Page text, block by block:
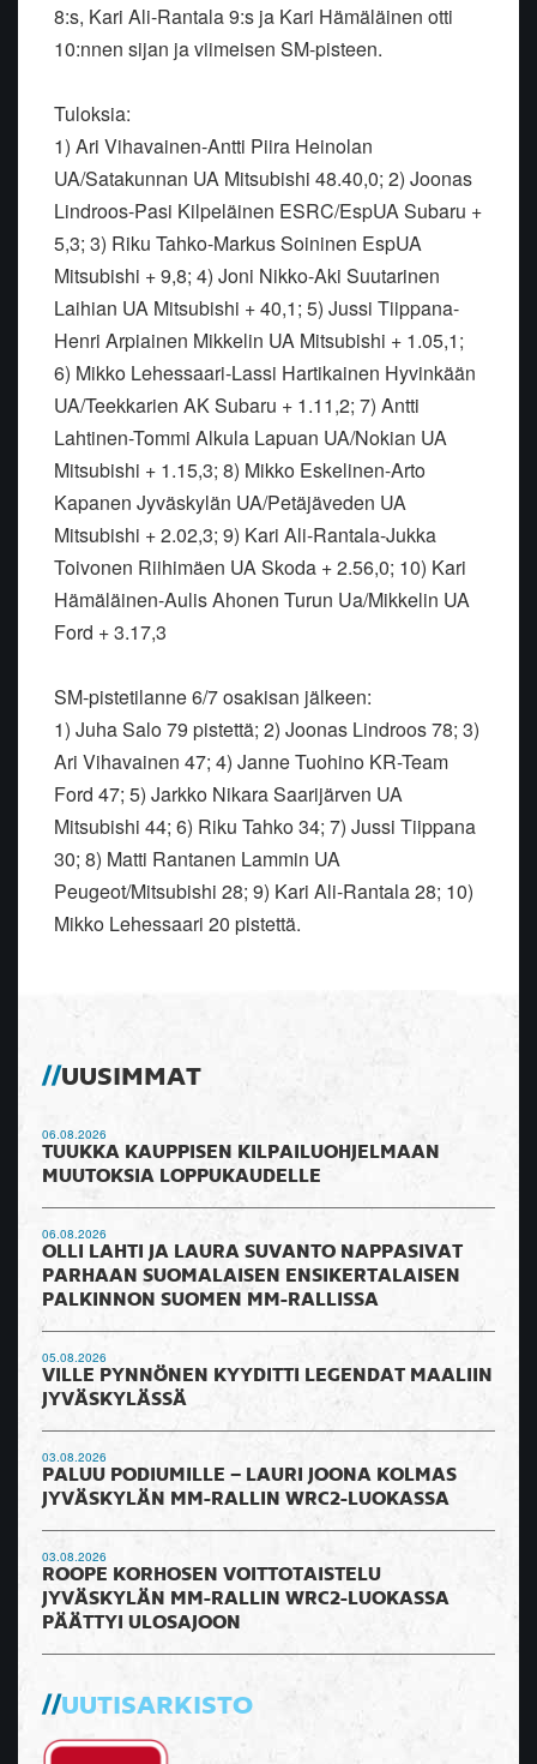
8:s, Kari Ali-Rantala 9:s ja Kari Hämäläinen otti
10:nnen sijan ja viimeisen SM-pisteen.
Tuloksia:
1) Ari Vihavainen-Antti Piira Heinolan
UA/Satakunnan UA Mitsubishi 48.40,0; 2) Joonas
Lindroos-Pasi Kilpeläinen ESRC/EspUA Subaru +
5,3; 3) Riku Tahko-Markus Soininen EspUA
Mitsubishi + 9,8; 4) Joni Nikko-Aki Suutarinen
Laihian UA Mitsubishi + 40,1; 5) Jussi Tiippana-
Henri Arpiainen Mikkelin UA Mitsubishi + 1.05,1;
6) Mikko Lehessaari-Lassi Hartikainen Hyvinkään
UA/Teekkarien AK Subaru + 1.11,2; 7) Antti
Lahtinen-Tommi Alkula Lapuan UA/Nokian UA
Mitsubishi + 1.15,3; 8) Mikko Eskelinen-Arto
Kapanen Jyväskylän UA/Petäjäveden UA
Mitsubishi + 2.02,3; 9) Kari Ali-Rantala-Jukka
Toivonen Riihimäen UA Skoda + 2.56,0; 10) Kari
Hämäläinen-Aulis Ahonen Turun Ua/Mikkelin UA
Ford + 3.17,3
SM-pistetilanne 6/7 osakisan jälkeen:
1) Juha Salo 79 pistettä; 2) Joonas Lindroos 78; 3)
Ari Vihavainen 47; 4) Janne Tuohino KR-Team
Ford 47; 5) Jarkko Nikara Saarijärven UA
Mitsubishi 44; 6) Riku Tahko 34; 7) Jussi Tiippana
30; 8) Matti Rantanen Lammin UA
Peugeot/Mitsubishi 28; 9) Kari Ali-Rantala 28; 10)
Mikko Lehessaari 20 pistettä.
UUSIMMAT
06.08.2026
TUUKKA KAUPPISEN KILPAILUOHJELMAAN
MUUTOKSIA LOPPUKAUDELLE
06.08.2026
OLLI LAHTI JA LAURA SUVANTO NAPPASIVAT
PARHAAN SUOMALAISEN ENSIKERTALAISEN
PALKINNON SUOMEN MM-RALLISSA
05.08.2026
VILLE PYNNÖNEN KYYDITTI LEGENDAT MAALIIN
JYVÄSKYLÄSSÄ
03.08.2026
PALUU PODIUMILLE – LAURI JOONA KOLMAS
JYVÄSKYLÄN MM-RALLIN WRC2-LUOKASSA
03.08.2026
ROOPE KORHOSEN VOITTOTAISTELU
JYVÄSKYLÄN MM-RALLIN WRC2-LUOKASSA
PÄÄTTYI ULOSAJOON
UUTISARKISTO